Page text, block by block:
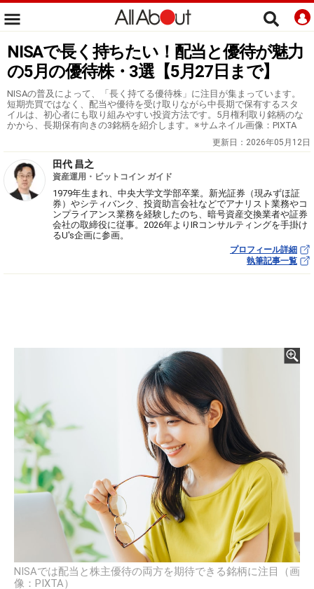
NISAで長く持ちたい！配当と優待が魅力
の5月の優待株・3選【5月27日まで】
NISAの普及によって、「長く持てる優待株」に注目が集まっています。
短期売買ではなく、配当や優待を受け取りながら中長期で保有するスタ
イルは、初心者にも取り組みやすい投資方法です。5月権利取り銘柄のな
かから、長期保有向きの3銘柄を紹介します。※サムネイル画像：PIXTA
更新日： 2026年05月12日
田代 昌之
資産運用・ビットコイン ガイド
1979年生まれ、中央大学文学部卒業。新光証券（現みずほ証
券）やシティバンク、投資助言会社などでアナリスト業務やコ
ンプライアンス業務を経験したのち、暗号資産交換業者や証券
会社の取締役に従事。2026年よりIRコンサルティングを手掛け
るU's企画に参画。
プロフィール詳細
執筆記事一覧
NISAでは配当と株主優待の両方を期待できる銘柄に注目（画
像：PIXTA）